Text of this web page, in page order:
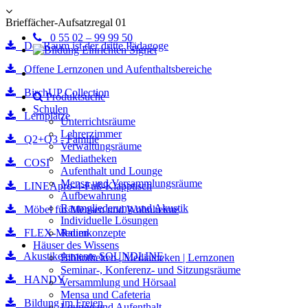
Brieffächer-Aufsatzregal 01
Der Raum ist der dritte Pädagoge
Offene Lernzonen und Aufenthaltsbereiche
BirchUP Collection
Lernplätze
Q2+Q3 - Familie
COSI
LINEApro-4-Fuß-Klapptisch
Möbel für Mensen und Wohnheime
FLEX-Medien
Akustikelemente SOUNDLINE
HANDY
Bildung im Freien
0 55 02 – 99 99 50
Produktsuche
Schulen
Unterrichtsräume
Lehrerzimmer
Verwaltungsräume
Mediatheken
Aufenthalt und Lounge
Mensa und Versammlungsräume
Aufbewahrung
Raumgliederung und Akustik
Individuelle Lösungen
Raumkonzepte
Häuser des Wissens
Bibliotheken | Mediatheken | Lernzonen
Seminar-, Konferenz- und Sitzungsräume
Versammlung und Hörsaal
Mensa und Cafeteria